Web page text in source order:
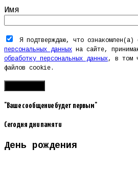
Имя
Я подтверждаю, что ознакомлен(а)
персональных данных на сайте,
обработку персональных данных, в том
файлов cookie.
"Ваше сообщение будет первым"
Сегодня дни памяти
День рождения